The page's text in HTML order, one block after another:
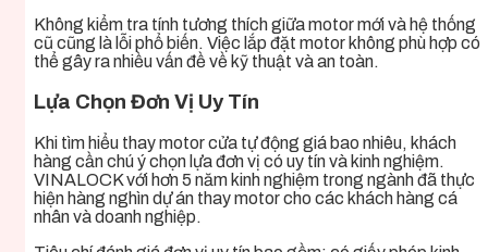
Không kiểm tra tính tương thích giữa motor mới và hệ thống
cũ cũng là lỗi phổ biến. Việc lắp đặt motor không phù hợp có
thể gây ra nhiều vấn đề về kỹ thuật và an toàn.
Lựa Chọn Đơn Vị Uy Tín
Khi tìm hiểu thay motor cửa tự động giá bao nhiêu, khách
hàng cần chú ý chọn lựa đơn vị có uy tín và kinh nghiệm.
VINALOCK với hơn 5 năm kinh nghiệm trong ngành đã thực
hiện hàng nghìn dự án thay motor cho các khách hàng cá
nhân và doanh nghiệp.